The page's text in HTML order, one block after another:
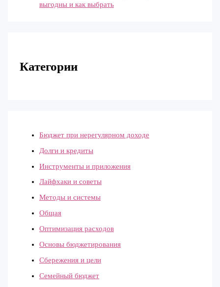
выгодны и как выбрать
Категории
Бюджет при нерегулярном доходе
Долги и кредиты
Инструменты и приложения
Лайфхаки и советы
Методы и системы
Общая
Оптимизация расходов
Основы бюджетирования
Сбережения и цели
Семейный бюджет